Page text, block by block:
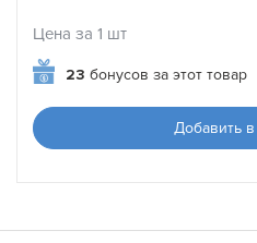
Цена за 1 шт
23 бонусов за этот товар
Добавить